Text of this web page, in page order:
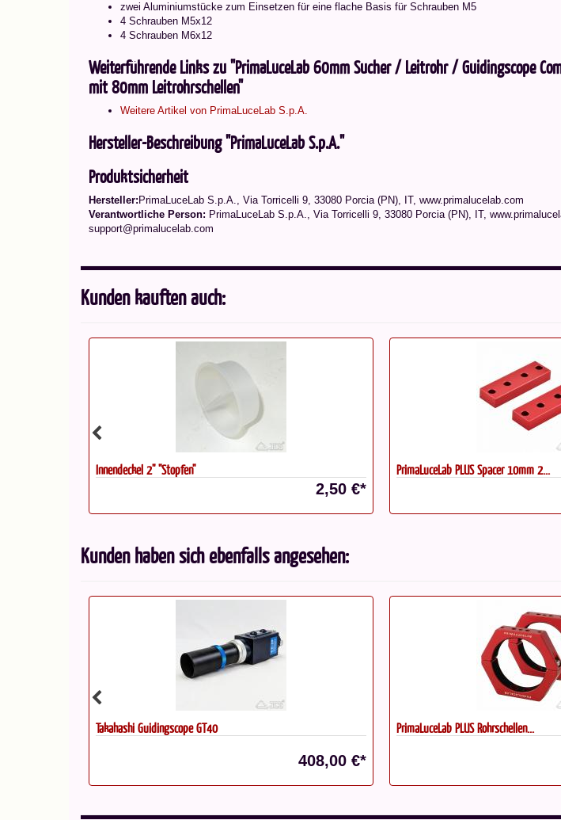
zwei Aluminiumstücke zum Einsetzen für eine flache Basis für Schrauben M5
4 Schrauben M5x12
4 Schrauben M6x12
Weiterführende Links zu "PrimaLuceLab 60mm Sucher / Leitrohr / Guidingscope
mit 80mm Leitrohrschellen"
Weitere Artikel von PrimaLuceLab S.p.A.
Hersteller-Beschreibung "PrimaLuceLab S.p.A."
Produktsicherheit
Hersteller: PrimaLuceLab S.p.A., Via Torricelli 9, 33080 Porcia (PN), IT, www.primalucelab.com
Verantwortliche Person: PrimaLuceLab S.p.A., Via Torricelli 9, 33080 Porcia (PN), IT,
support@primalucelab.com
Kunden kauften auch:
Innendeckel 2" "Stopfen"
2,50 €*
PrimaLuceLab PLUS Spacer 10mm 2...
Kunden haben sich ebenfalls angesehen:
Takahashi Guidingscope GT40
408,00 €*
PrimaLuceLab PLUS Rohrschellen...